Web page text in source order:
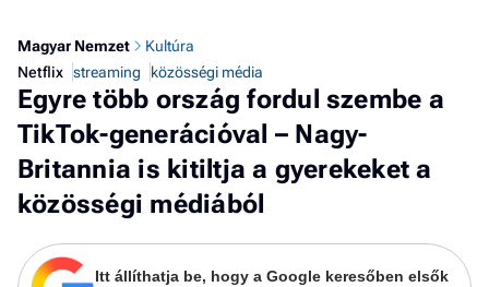
Magyar Nemzet
Kultúra
Netflix streaming közösségi média
Egyre több ország fordul szembe a
TikTok-generációval – Nagy-
Britannia is kitiltja a gyerekeket a
közösségi médiából
Itt állíthatja be, hogy a Google keresőben elsők